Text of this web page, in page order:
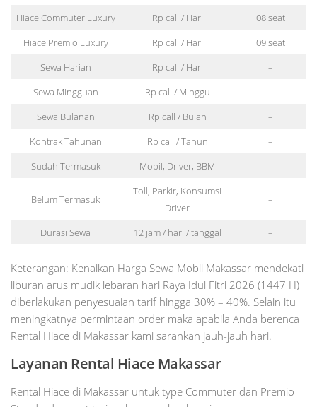
Hiace Commuter Luxury
Rp call / Hari
08 seat
Hiace Premio Luxury
Rp call / Hari
09 seat
Sewa Harian
Rp call / Hari
–
Sewa Mingguan
Rp call / Minggu
–
Sewa Bulanan
Rp call / Bulan
–
Kontrak Tahunan
Rp call / Tahun
–
Sudah Termasuk
Mobil, Driver, BBM –
Belum Termasuk
Toll, Parkir, Konsumsi
Driver
–
Durasi Sewa 12 jam / hari / tanggal –
Keterangan: Kenaikan Harga Sewa Mobil Makassar mendekati
liburan arus mudik lebaran hari Raya Idul Fitri 2026 (1447 H)
diberlakukan penyesuaian tarif hingga 30% – 40%. Selain itu
meningkatnya permintaan order maka apabila Anda berenca
Rental Hiace di Makassar kami sarankan jauh-jauh hari.
Layanan Rental Hiace Makassar
Rental Hiace di Makassar untuk type Commuter dan Premio